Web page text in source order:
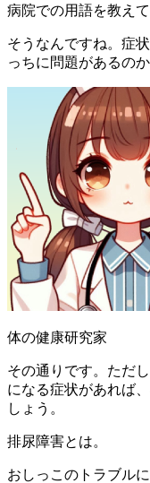
病院での用語を教えて
そうなんですね。症
っちに問題があるの
体の健康研究家
その通りです。ただ
になる症状があれば
しょう。
排尿障害とは。
おしっこのトラブル